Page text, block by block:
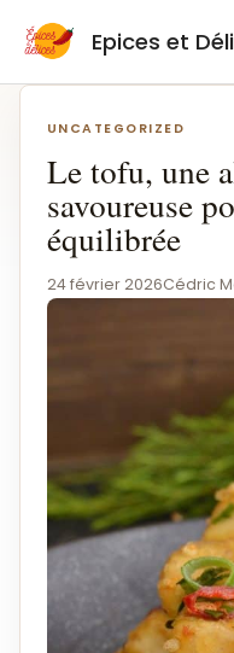
Epices et
UNCATEGORIZED
Le tofu, une
savoureuse
équilibrée
24 février 2026Cédric
de